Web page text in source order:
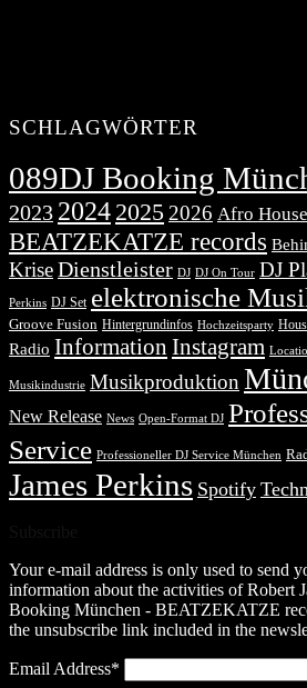
SCHLAGWÖRTER
089DJ Booking
2023 2024 2025 2026 Afro House
BEATZEKATZE records
KriseDienstleister DJ DJ On Tour DJ
Perkins DJ Set elektronische
Groove Fusion Hintergrundinfos Hochzeitsparty
Radio Information Instagram
Musikindustrie Musikproduktion
New Release News Open-Format DJ
Service Professioneller DJ Service München
James Perkins Spotify
Your e-mail address is only used to send
information about the activities of Robert
Booking München - BEATZEKATZE
the unsubscribe link included in the
Email Address*